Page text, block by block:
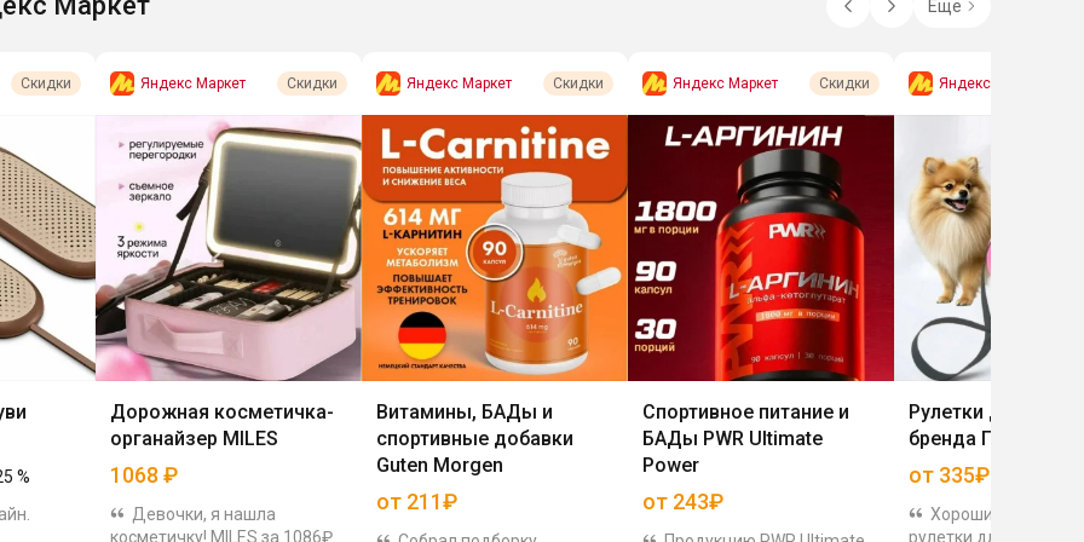
Ещё
Скидки
%
Яндекс Маркет Скидки
Дорожная косметичка-
органайзер MILES
1068 ₽
Девочки, я нашла
косметичку! MILES за 1086₽.
Яндекс Маркет Скидки
Витамины, БАДы и
спортивные добавки
Guten Morgen
от 211₽
Яндекс Маркет Скидки
Спортивное питание и
БАДы PWR Ultimate
Power
от 243₽
Яндекс Маркет
Рулетки для
бренда Пижон
от 335₽
Хорошие цены на
рулетки для собак. У